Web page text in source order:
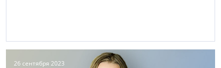
26 сентября 2023